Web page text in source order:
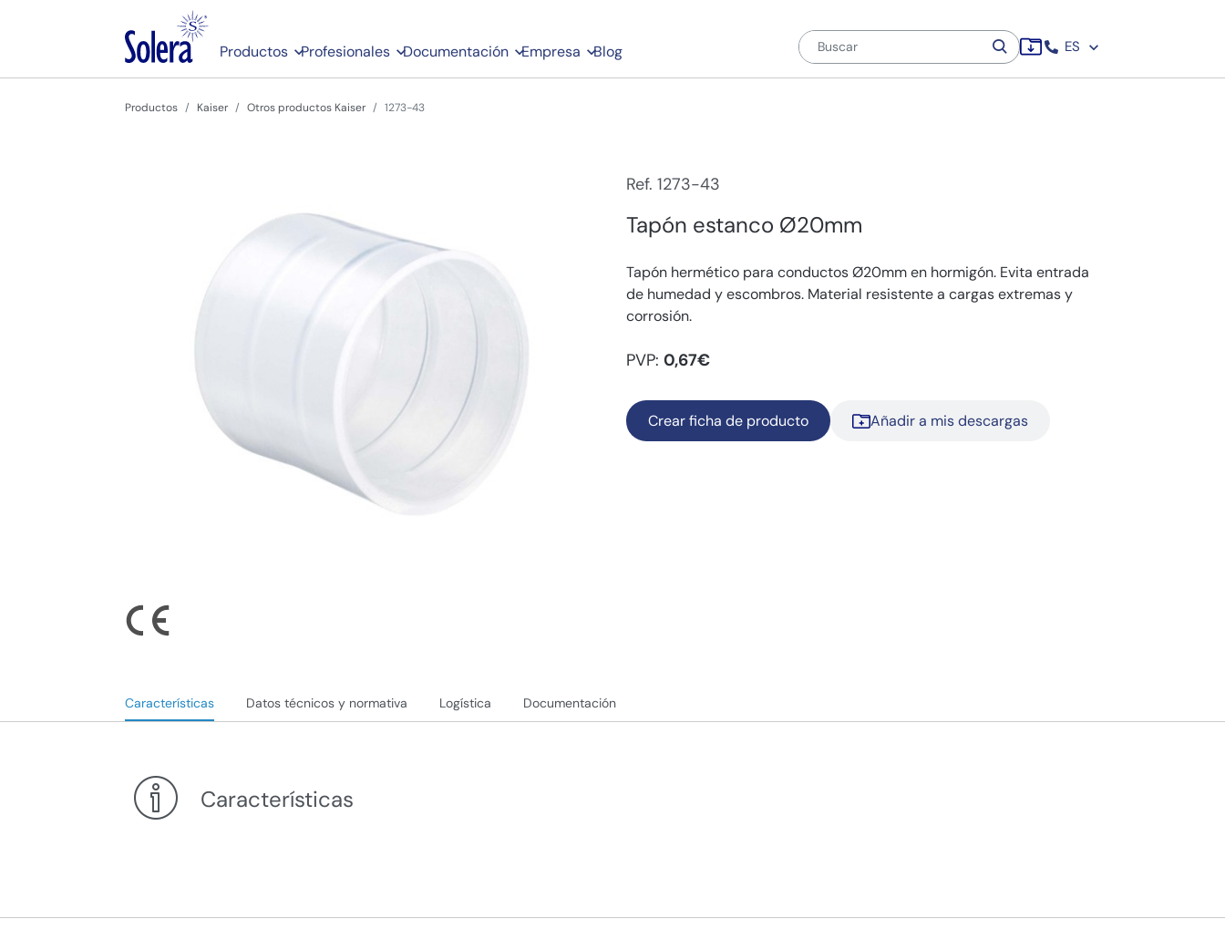
Productos Profesionales Documentación Empresa Blog ES
Productos Kaiser Otros productos Kaiser 1273-43
Ref. 1273-43
Tapón estanco Ø20mm
Tapón hermético para conductos Ø20mm en hormigón. Evita entrada
de humedad y escombros. Material resistente a cargas extremas y
corrosión.
PVP: 0,67€
Crear ficha de producto Añadir a mis descargas
Características Datos técnicos y normativa Logística Documentación
Características